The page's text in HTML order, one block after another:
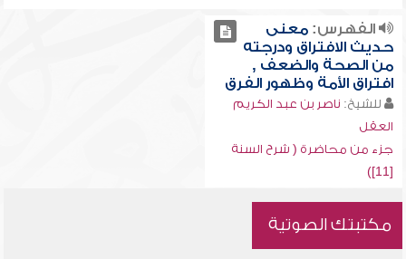
الفهرس:معنى
حديث الافتراق ودرجته
من الصحة والضعف ,
افتراق الأمة وظهور الفرق
للشيخ: ناصر بن عبد الكريم
العقل
جزء من محاضرة ( شرح السنة
[11])
مكتبتك الصوتية